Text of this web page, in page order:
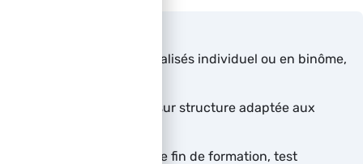
Exercices contextualisés individuel ou en binôme,
Travaux pratiques sur structure adaptée aux
QCM d’évaluation de fin de formation, test